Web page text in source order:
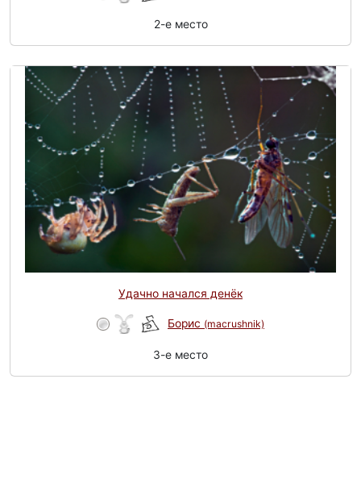
2-e место
Удачно начался денёк
Борис (macrushnik)
3-e место